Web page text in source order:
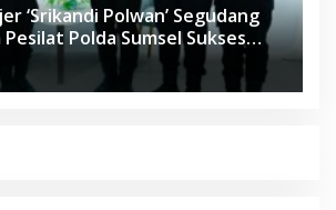
‘Srikandi Polwan’ Segudang
Polda Sumsel Sukses
Menpora Cup II 2024